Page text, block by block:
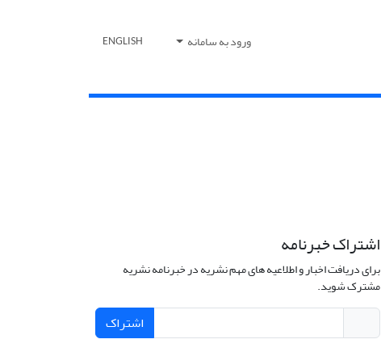
ورود به سامانه ENGLISH
اشتراک خبرنامه
برای دریافت اخبار و اطلاعیه های مهم نشریه در خبرنامه نشریه
مشترک شوید.
اشتراک